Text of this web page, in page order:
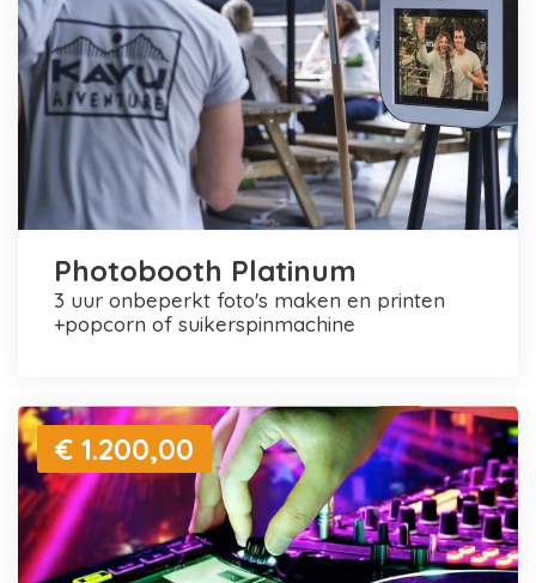
Photobooth Platinum
3 uur onbeperkt foto's maken en printen
+popcorn of suikerspinmachine
€ 1.200,00